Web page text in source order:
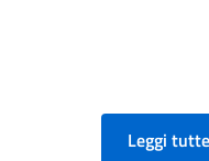
Leggi